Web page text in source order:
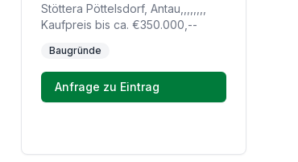
Stöttera Pöttelsdorf, Antau,,,,,,,,
Kaufpreis bis ca. €350.000,--
Baugründe
Anfrage zu Eintrag